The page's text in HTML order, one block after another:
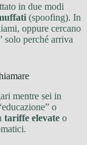
in due modi
(spoofing). In
oppure cercano
solo perché arriva
mentre sei in
o
tariffe elevate o